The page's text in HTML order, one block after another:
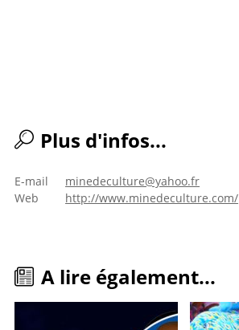
Plus d'infos...
E-mail
minedeculture@yahoo.fr
Web
http://www.minedeculture.com/
A lire également...